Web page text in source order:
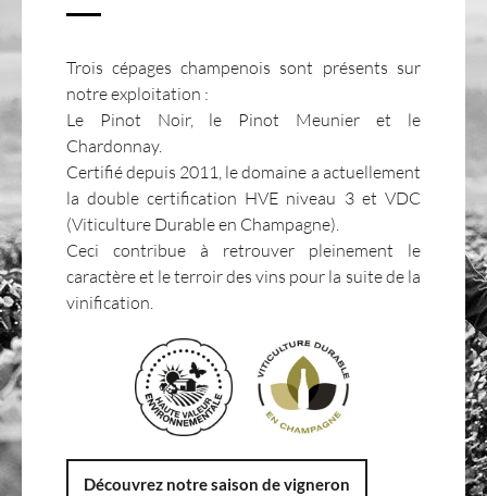
Trois cépages champenois sont présents sur
notre exploitation :
Le Pinot Noir, le Pinot Meunier et le
Chardonnay.
Certifié depuis 2011, le domaine a actuellement
la double certification HVE niveau 3 et VDC
(Viticulture Durable en Champagne).
Ceci contribue à retrouver pleinement le
caractère et le terroir des vins pour la suite de la
vinification.
Découvrez notre saison de vigneron